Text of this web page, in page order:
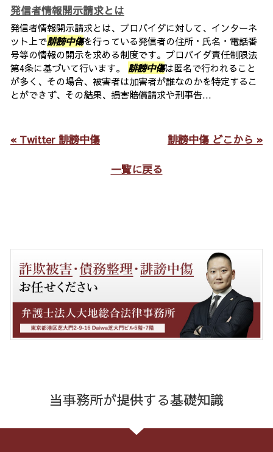
発信者情報開示請求とは
発信者情報開示請求とは、プロバイダに対して、インターネ
ット上で誹謗中傷を行っている発信者の住所・氏名・電話番
号等の情報の開示を求める制度です。プロバイダ責任制限法
第4条に基づいて行います。 誹謗中傷は匿名で行われること
が多く、その場合、被害者は加害者が誰なのかを特定するこ
とができず、その結果、損害賠償請求や刑事告...
« Twitter 誹謗中傷 誹謗中傷 どこから »
一覧に戻る
当事務所が提供する基礎知識